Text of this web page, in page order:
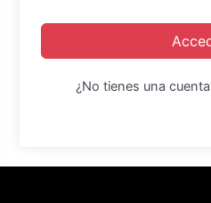
¿No tienes una